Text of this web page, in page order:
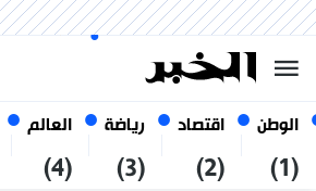
الوطن
(1)
اقتصاد
(2)
رياضة
(3)
العالم
(4)
07 أغسطس 2026
الجزائر